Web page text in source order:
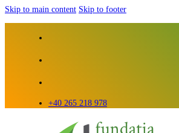
Skip to main content Skip to footer
+40 265 218 978